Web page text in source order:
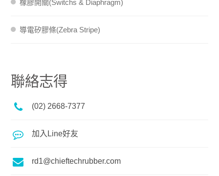
橡膠開關(Switchs & Diaphragm)
導電矽膠條(Zebra Stripe)
聯絡志得
(02) 2668-7377
加入Line好友
rd1@chieftechrubber.com